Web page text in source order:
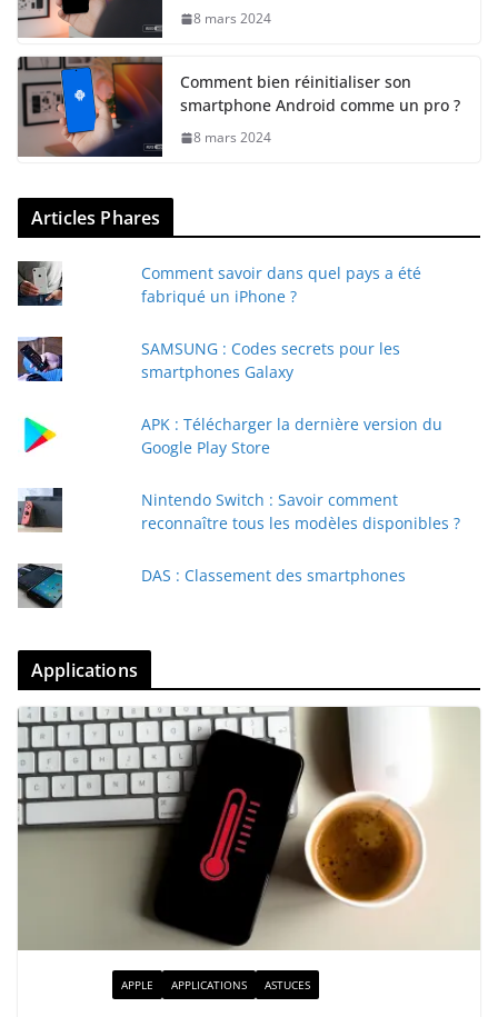
8 mars 2024
Comment bien réinitialiser son
smartphone Android comme un pro ?
8 mars 2024
Articles Phares
Comment savoir dans quel pays a été
fabriqué un iPhone ?
SAMSUNG : Codes secrets pour les
smartphones Galaxy
APK : Télécharger la dernière version du
Google Play Store
Nintendo Switch : Savoir comment
reconnaître tous les modèles disponibles ?
DAS : Classement des smartphones
Applications
APPLE APPLICATIONS ASTUCES